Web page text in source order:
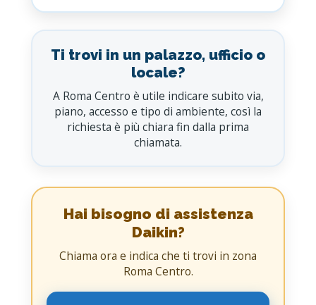
Ti trovi in un palazzo, ufficio o
locale?
A Roma Centro è utile indicare subito via,
piano, accesso e tipo di ambiente, così la
richiesta è più chiara fin dalla prima
chiamata.
Hai bisogno di assistenza
Daikin?
Chiama ora e indica che ti trovi in zona
Roma Centro.